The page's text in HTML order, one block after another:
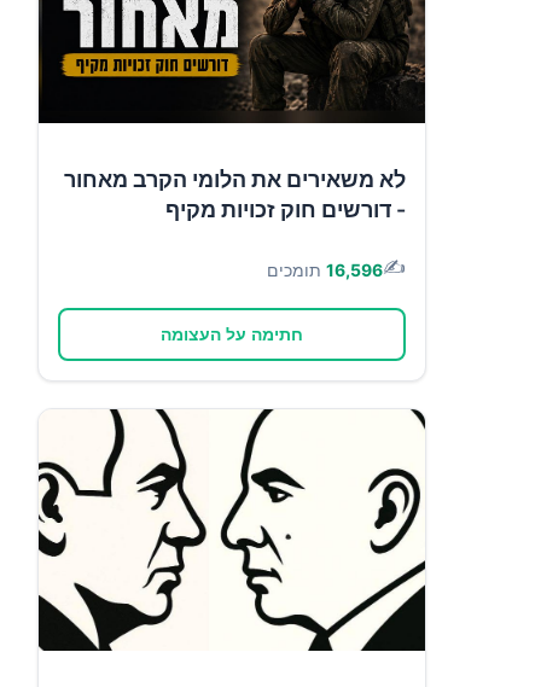
לא משאירים את הלומי הקרב מאחור
- דורשים חוק זכויות מקיף
✍️
16,596 תומכים
חתימה על העצומה